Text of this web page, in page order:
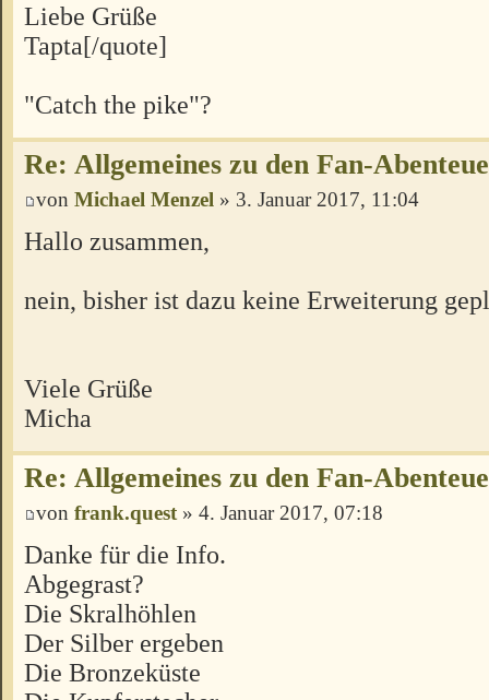
Liebe Grüße
Tapta[/quote]
"Catch the pike"?
Re: Allgemeines zu den Fan-
von Michael Menzel » 3. Januar 2017, 11:04
Hallo zusammen,
nein, bisher ist dazu keine Erweiterung
Viele Grüße
Micha
Re: Allgemeines zu den Fan-
von frank.quest » 4. Januar 2017, 07:18
Danke für die Info.
Abgegrast?
Die Skralhöhlen
Der Silber ergeben
Die Bronzeküste